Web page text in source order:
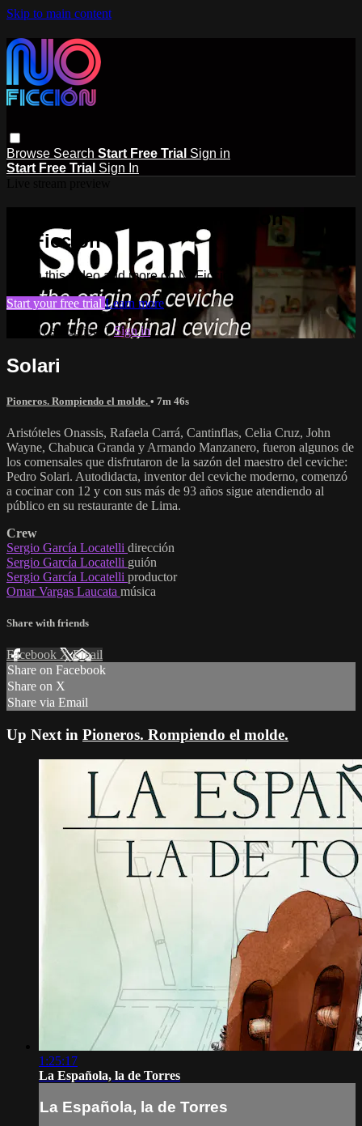
Skip to main content
Browse Search Start Free Trial Sign in
Start Free Trial Sign In
Watch this video and more on
NoFicción
Watch this video and more on NoFicción
Start your free trial Learn more
Already subscribed?Sign in
Solari
Pioneros. Rompiendo el molde. • 7m 46s
Aristóteles Onassis, Rafaela Carrá, Cantinflas, Celia Cruz, John
Wayne, Chabuca Granda y Armando Manzanero, fueron algunos de
los comensales que disfrutaron de la sazón del maestro del ceviche:
Pedro Solari. Autodidacta, inventor del ceviche moderno, comenzó
a cocinar con 12 y con sus más de 93 años sigue atendiendo al
público en su restaurante de Lima.
Crew
Sergio García Locatelli dirección
Sergio García Locatelli guión
Sergio García Locatelli productor
Omar Vargas Laucata música
Share with friends
Facebook XEmail
Share on Facebook
Share on X
Share via Email
Up Next in Pioneros. Rompiendo el molde.
1:25:17
La Española, la de Torres
La Española, la de Torres